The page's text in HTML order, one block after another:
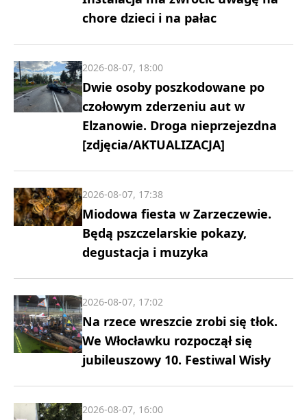
chore dzieci i na pałac
Dwie osoby poszkodowane po
czołowym zderzeniu aut w
Elzanowie. Droga nieprzejezdna
[zdjęcia/AKTUALIZACJA]
2026-08-07, 18:00
Miodowa fiesta w Zarzeczewie.
Będą pszczelarskie pokazy,
degustacja i muzyka
2026-08-07, 17:38
Na rzece wreszcie zrobi się tłok.
We Włocławku rozpoczął się
jubileuszowy 10. Festiwal Wisły
2026-08-07, 17:02
2026-08-07, 16:00